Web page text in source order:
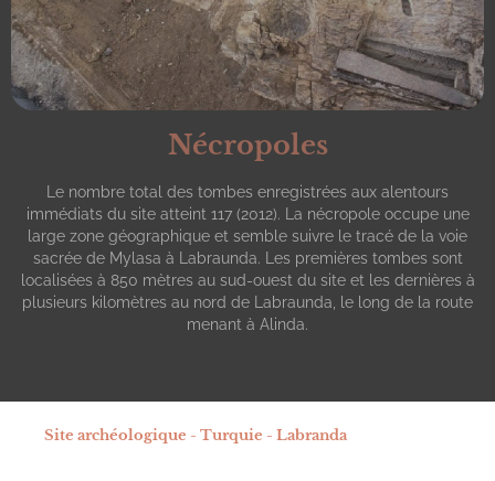
Nécropoles
Le nombre total des tombes enregistrées aux alentours
immédiats du site atteint 117 (2012). La nécropole occupe une
large zone géographique et semble suivre le tracé de la voie
sacrée de Mylasa à Labraunda. Les premières tombes sont
localisées à 850 mètres au sud-ouest du site et les dernières à
plusieurs kilomètres au nord de Labraunda, le long de la route
menant à Alinda.
Site archéologique - Turquie - Labranda